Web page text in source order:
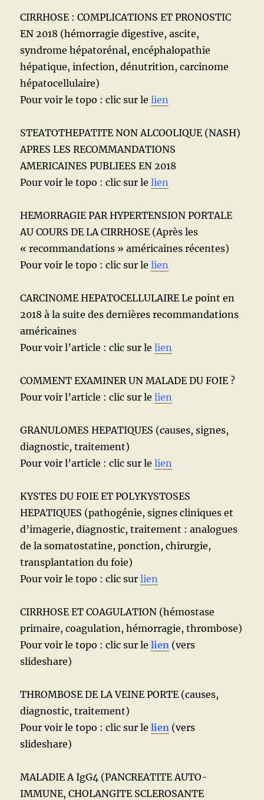
CIRRHOSE : COMPLICATIONS ET PRONOSTIC
EN 2018 (hémorragie digestive, ascite,
syndrome hépatorénal, encéphalopathie
hépatique, infection, dénutrition, carcinome
hépatocellulaire)
Pour voir le topo : clic sur lelien
STEATOTHEPATITE NON ALCOOLIQUE (NASH)
APRES LES RECOMMANDATIONS
AMERICAINES PUBLIEES EN 2018
Pour voir le topo : clic sur lelien
HEMORRAGIE PAR HYPERTENSION PORTALE
AU COURS DE LA CIRRHOSE (Après les
« recommandations » américaines récentes)
Pour voir le topo : clic sur lelien
CARCINOME HEPATOCELLULAIRE Le point en
2018 à la suite des dernières recommandations
américaines
Pour voir l’article : clic sur lelien
COMMENT EXAMINER UN MALADE DU FOIE ?
Pour voir l’article : clic sur lelien
GRANULOMES HEPATIQUES (causes, signes,
diagnostic, traitement)
Pour voir l’article : clic sur lelien
KYSTES DU FOIE ET POLYKYSTOSES
HEPATIQUES (pathogénie, signes cliniques et
d’imagerie, diagnostic, traitement : analogues
de la somatostatine, ponction, chirurgie,
transplantation du foie)
Pour voir le topo : clic surlien
CIRRHOSE ET COAGULATION (hémostase
primaire, coagulation, hémorragie, thrombose)
Pour voir le topo : clic sur lelien (vers
slideshare)
THROMBOSE DE LA VEINE PORTE (causes,
diagnostic, traitement)
Pour voir le topo : clic sur lelien (vers
slideshare)
MALADIE A IgG4 (PANCREATITE AUTO-
IMMUNE, CHOLANGITE SCLEROSANTE